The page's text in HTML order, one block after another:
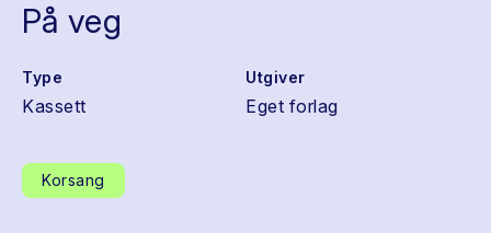
På veg
Type
Kassett
Utgiver
Eget forlag
Korsang